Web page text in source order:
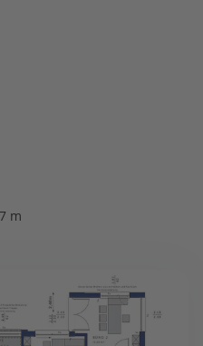
m